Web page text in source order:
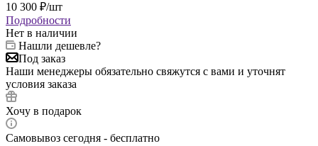
10 300 ₽/шт
Подробности
Нет в наличии
Нашли дешевле?
Под заказ
Наши менеджеры обязательно свяжутся с вами и уточнят
условия заказа
Хочу в подарок
Самовывоз сегодня - бесплатно